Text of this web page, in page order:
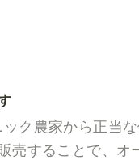
ク農家から正当
売することで、オ